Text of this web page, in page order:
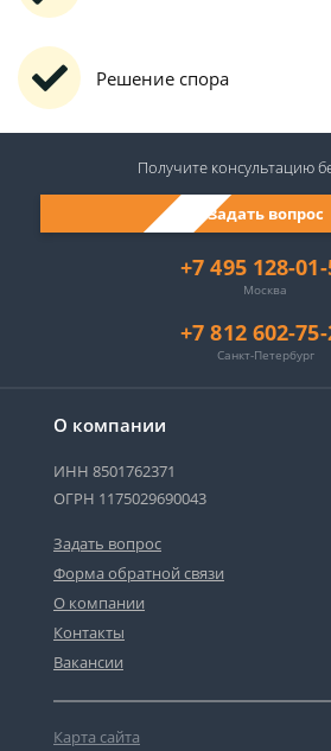
Решение спора
О компании
ИНН 8501762371
ОГРН 1175029690043
Задать вопрос
Форма обратной связи
О компании
Контакты
Вакансии
Карта сайта
+7 495 128-
Москва
+7 812 602-75-
Санкт-Петербург
Задать вопрос
Получите консультацию